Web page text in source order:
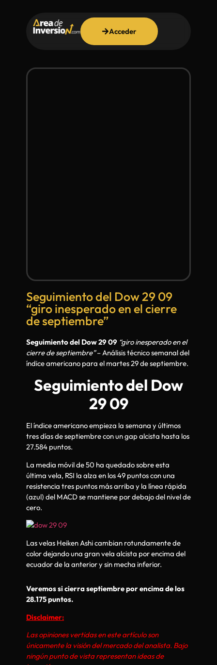
Acceder
Seguimiento del Dow 29 09
“giro inesperado en el cierre
de septiembre”
Seguimiento del Dow 29 09 “giro inesperado en el
cierre de septiembre”– Análisis técnico semanal del
índice americano para el martes 29 de septiembre.
Seguimiento del Dow
29 09
El índice americano empieza la semana y últimos
tres días de septiembre con un gap alcista hasta los
27.584 puntos.
La media móvil de 50 ha quedado sobre esta
última vela, RSI la alza en los 49 puntos con una
resistencia tres puntos más arriba y la línea rápida
(azul) del MACD se mantiene por debajo del nivel de
cero.
Las velas Heiken Ashi cambian rotundamente de
color dejando una gran vela alcista por encima del
ecuador de la anterior y sin mecha inferior.
Veremos si cierra septiembre por encima de los
28.175 puntos.
Disclaimer:
Las opiniones vertidas en este artículo son
únicamente la visión del mercado del analista. Bajo
ningún punto de vista representan ideas de